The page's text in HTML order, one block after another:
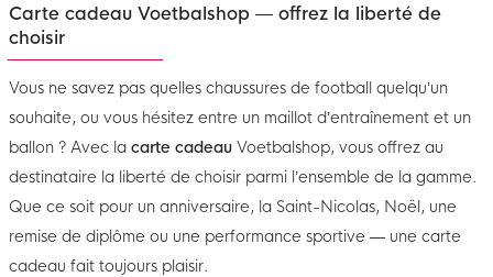
Carte cadeau Voetbalshop — offrez la liberté de
choisir
Vous ne savez pas quelles chaussures de football quelqu’un
souhaite, ou vous hésitez entre un maillot d’entraînement et un
ballon ? Avec la carte cadeau Voetbalshop, vous offrez au
destinataire la liberté de choisir parmi l’ensemble de la gamme.
Que ce soit pour un anniversaire, la Saint-Nicolas, Noël, une
remise de diplôme ou une performance sportive — une carte
cadeau fait toujours plaisir.